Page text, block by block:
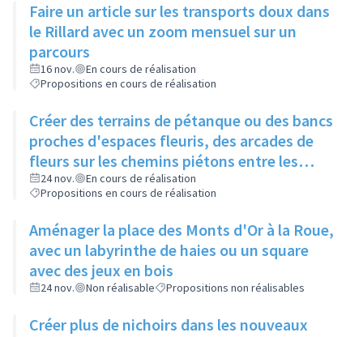
Faire un article sur les transports doux dans
le Rillard avec un zoom mensuel sur un
parcours
16 nov.
En cours de réalisation
Propositions en cours de réalisation
Créer des terrains de pétanque ou des bancs
proches d'espaces fleuris, des arcades de
fleurs sur les chemins piétons entre les
immeubles
24 nov.
En cours de réalisation
Propositions en cours de réalisation
Aménager la place des Monts d'Or à la Roue,
avec un labyrinthe de haies ou un square
avec des jeux en bois
24 nov. Non réalisable Propositions non réalisables
Créer plus de nichoirs dans les nouveaux